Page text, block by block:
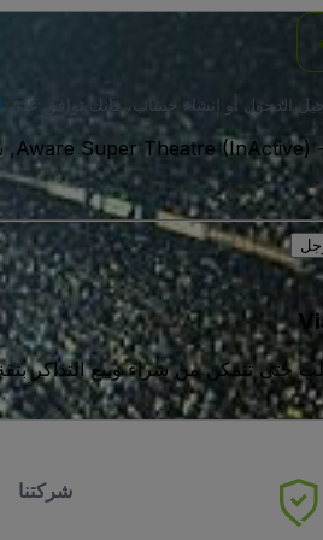
الدخول أو إنشاء حساب، فإنك توافق على
Aware Super Theatre (InActive)
تتمكن من شراء وبيع التذاكر بثقة
شركتنا